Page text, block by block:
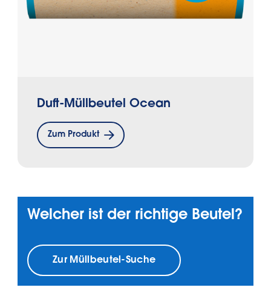
Duft-Müllbeutel Ocean
Zum Produkt
Welcher ist der richtige Beutel?
Zur Müllbeutel-Suche